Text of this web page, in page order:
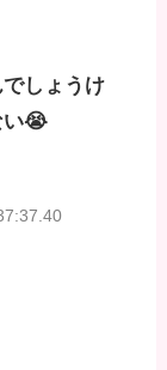
しょうけ
い😭